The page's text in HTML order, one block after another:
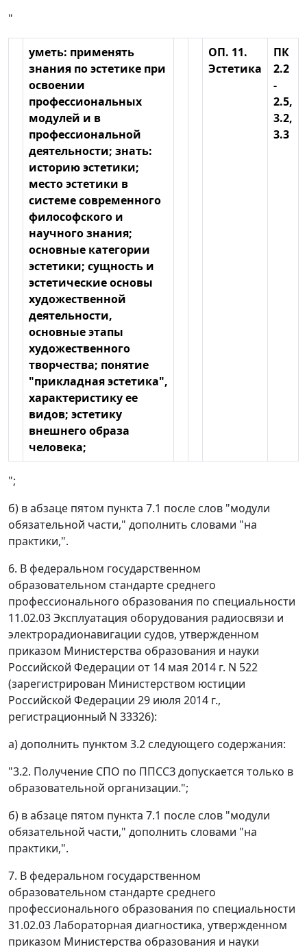
"
уметь: применять
знания по эстетике при
освоении
профессиональных
модулей и в
профессиональной
деятельности; знать:
историю эстетики;
место эстетики в
системе современного
философского и
научного знания;
основные категории
эстетики; сущность и
эстетические основы
художественной
деятельности,
основные этапы
художественного
творчества; понятие
"прикладная эстетика",
характеристику ее
видов; эстетику
внешнего образа
человека;
ОП. 11.
Эстетика
ПК
2.2
-
2.5,
3.2,
3.3
";
б) в абзаце пятом пункта 7.1 после слов "модули
обязательной части," дополнить словами "на
практики,".
6. В федеральном государственном
образовательном стандарте среднего
профессионального образования по специальности
11.02.03 Эксплуатация оборудования радиосвязи и
электрорадионавигации судов, утвержденном
приказом Министерства образования и науки
Российской Федерации от 14 мая 2014 г. N 522
(зарегистрирован Министерством юстиции
Российской Федерации 29 июля 2014 г.,
регистрационный N 33326):
а) дополнить пунктом 3.2 следующего содержания:
"3.2. Получение СПО по ППССЗ допускается только в
образовательной организации.";
б) в абзаце пятом пункта 7.1 после слов "модули
обязательной части," дополнить словами "на
практики,".
7. В федеральном государственном
образовательном стандарте среднего
профессионального образования по специальности
31.02.03 Лабораторная диагностика, утвержденном
приказом Министерства образования и науки